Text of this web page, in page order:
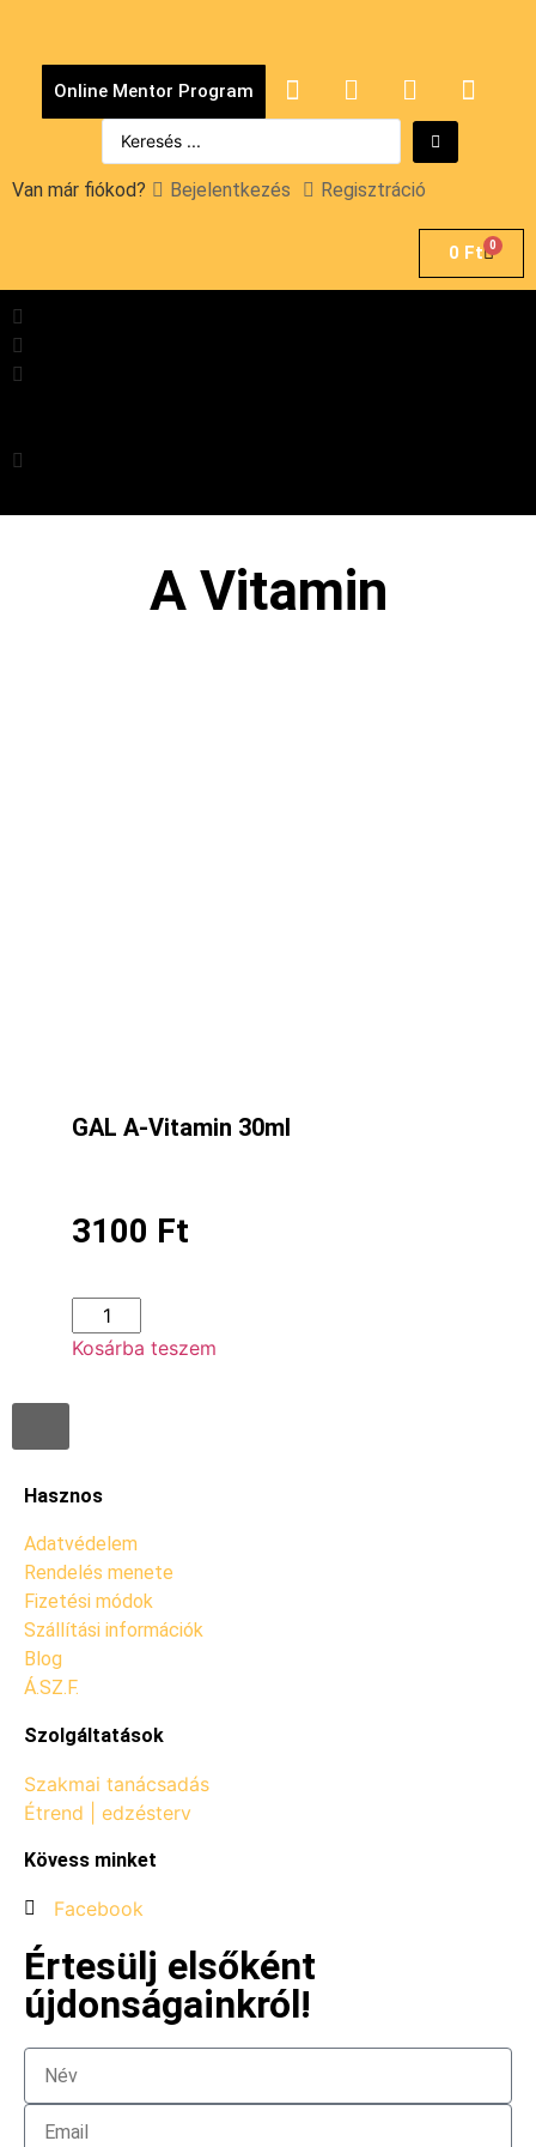
Online Mentor Program
Van már fiókod? Bejelentkezés Regisztráció
0 Ft 0
A Vitamin
GAL A-Vitamin 30ml
3100 Ft
Kosárba teszem
Hasznos
Adatvédelem
Rendelés menete
Fizetési módok
Szállítási információk
Blog
Á.SZ.F.
Szolgáltatások
Szakmai tanácsadás
Étrend | edzésterv
Kövess minket
Facebook
Értesülj elsőként
újdonságainkról!